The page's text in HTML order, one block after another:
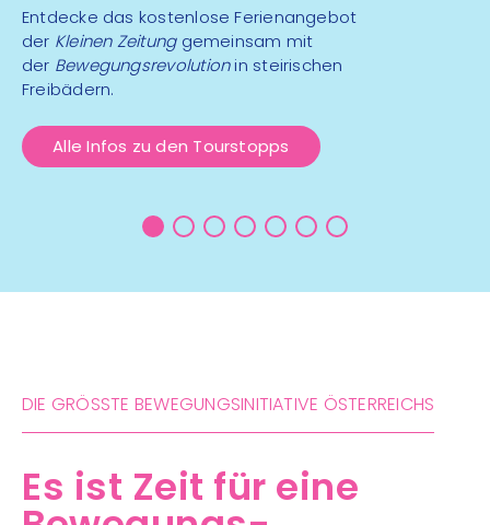
Entdecke das kostenlose Ferienangebot
der Kleinen Zeitunggemeinsam mit
der Bewegungsrevolutionin steirischen
Freibädern.
Alle Infos zu den Tourstopps
DIE GRÖSSTE BEWEGUNGSINITIATIVE ÖSTERREICHS
Es ist Zeit für eine